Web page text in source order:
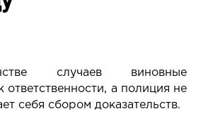
случаев виновные
ответственности, а полиция не
себя сбором доказательств.